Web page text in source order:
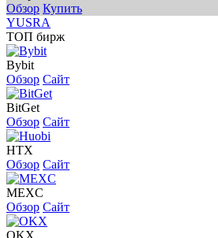
Обзор Купить
YUSRA
ТОП бирж
Bybit
Обзор Сайт
BitGet
Обзор Сайт
HTX
Обзор Сайт
MEXC
Обзор Сайт
OKX